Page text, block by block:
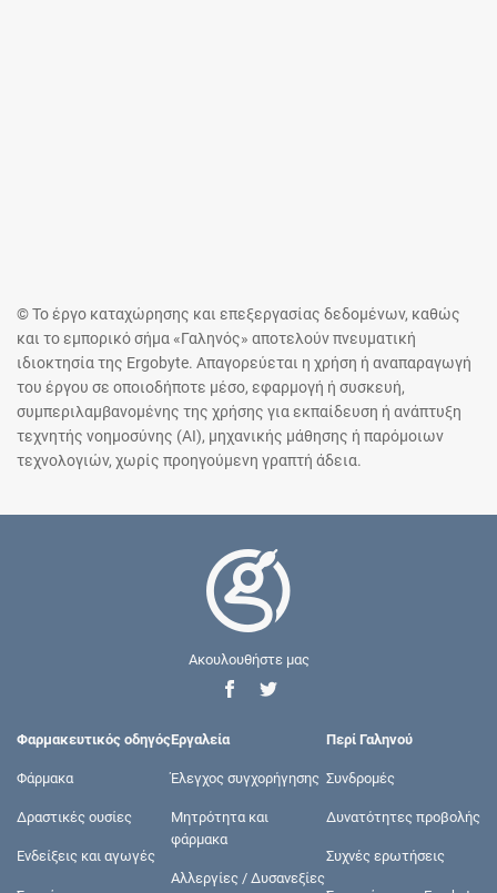
© Το έργο καταχώρησης και επεξεργασίας δεδομένων, καθώς
και το εμπορικό σήμα «Γαληνός» αποτελούν πνευματική
ιδιοκτησία της Ergobyte. Απαγορεύεται η χρήση ή αναπαραγωγή
του έργου σε οποιοδήποτε μέσο, εφαρμογή ή συσκευή,
συμπεριλαμβανομένης της χρήσης για εκπαίδευση ή ανάπτυξη
τεχνητής νοημοσύνης (AI), μηχανικής μάθησης ή παρόμοιων
τεχνολογιών, χωρίς προηγούμενη γραπτή άδεια.
Ακουλουθήστε μας
Φαρμακευτικός οδηγός
Φάρμακα
Δραστικές ουσίες
Ενδείξεις και αγωγές
Εργαλεία
Έλεγχος συγχορήγησης
Μητρότητα και
φάρμακα
Αλλεργίες / Δυσανεξίες
Περί Γαληνού
Συνδρομές
Δυνατότητες προβολής
Συχνές ερωτήσεις